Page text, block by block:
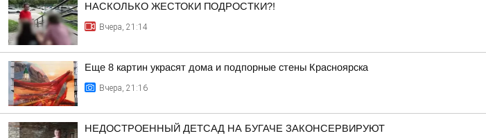
НАСКОЛЬКО ЖЕСТОКИ ПОДРОСТКИ?!
Вчера, 21:14
Еще 8 картин украсят дома и подпорные стены Красноярска
Вчера, 21:16
НЕДОСТРОЕННЫЙ ДЕТСАД НА БУГАЧЕ ЗАКОНСЕРВИРУЮТ